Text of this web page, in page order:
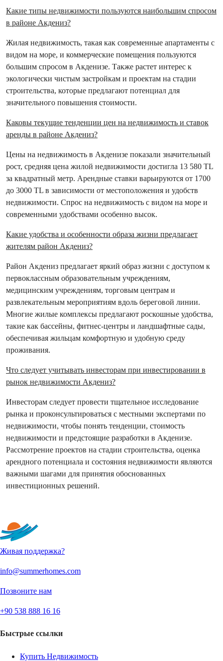
Какие типы недвижимости пользуются наибольшим спросом
в районе Акдениз?
Жилая недвижимость, такая как современные апартаменты с
видом на море, и коммерческие помещения пользуются
большим спросом в Акденизе. Также растет интерес к
экологически чистым застройкам и проектам на стадии
строительства, которые предлагают потенциал для
значительного повышения стоимости.
Каковы текущие тенденции цен на недвижимость и ставок
аренды в районе Акдениз?
Цены на недвижимость в Акденизе показали значительный
рост, средняя цена жилой недвижимости достигла 13 580 TL
за квадратный метр. Арендные ставки варьируются от 1700
до 3000 TL в зависимости от местоположения и удобств
недвижимости. Спрос на недвижимость с видом на море и
современными удобствами особенно высок.
Какие удобства и особенности образа жизни предлагает
жителям район Акдениз?
Район Акдениз предлагает яркий образ жизни с доступом к
первоклассным образовательным учреждениям,
медицинским учреждениям, торговым центрам и
развлекательным мероприятиям вдоль береговой линии.
Многие жилые комплексы предлагают роскошные удобства,
такие как бассейны, фитнес-центры и ландшафтные сады,
обеспечивая жильцам комфортную и удобную среду
проживания.
Что следует учитывать инвесторам при инвестировании в
рынок недвижимости Акдениз?
Инвесторам следует провести тщательное исследование
рынка и проконсультироваться с местными экспертами по
недвижимости, чтобы понять тенденции, стоимость
недвижимости и предстоящие разработки в Акденизе.
Рассмотрение проектов на стадии строительства, оценка
арендного потенциала и состояния недвижимости являются
важными шагами для принятия обоснованных
инвестиционных решений.
Живая поддержка?
info@summerhomes.com
Позвоните нам
+90 538 888 16 16
Быстрые ссылки
Купить Недвижимость